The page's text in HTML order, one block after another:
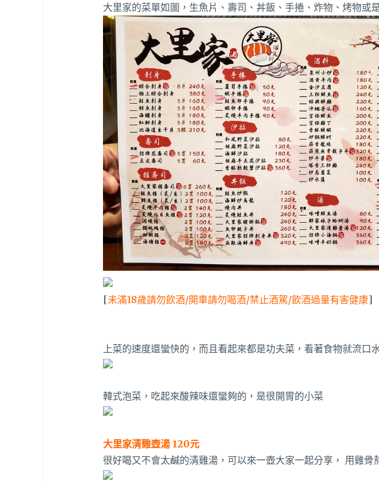
大里家的菜單如圖，生魚片、壽司、丼飯、手捲、炸物、烤物或
[未滿18歲請勿飲酒/開車請勿喝酒/禁止酒駕/飲酒過量有害健康]
上菜的速度還蠻快的，而且看起來都是功夫菜，看著食物就流口
韓式泡菜，吃起來酸辣味還蠻夠的，是很開胃的小菜
大里家清雞壺湯 120元
很好喝又不會太鹹的清雞湯，可以來一壺大家一起分享， 用雞骨